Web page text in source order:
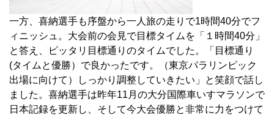
一方、喜納選手も序盤から一人旅の走りで1時間40分でフ
ィニッシュ。大会前の会見で目標タイムを「１時間40分」
と答え、ピッタリ目標通りのタイムでした。「目標通り
(タイムと優勝）で良かったです。（東京パラリンピック
出場に向けて）しっかり調整していきたい」と笑顔で話し
ました。喜納選手は昨年11月の大分国際車いすマラソンで
日本記録を更新し、そして今大会優勝と非常に力をつけて